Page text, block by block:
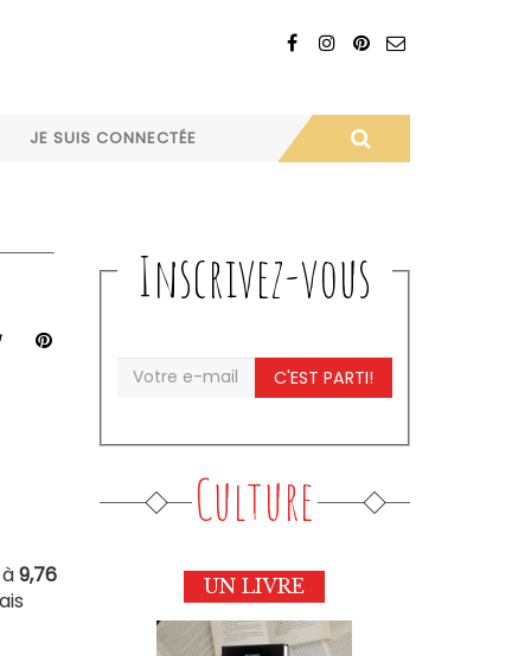
JE SUIS CONNECTÉE
9,76
Inscrivez-vous
C'EST PARTI!
Culture
UN LIVRE